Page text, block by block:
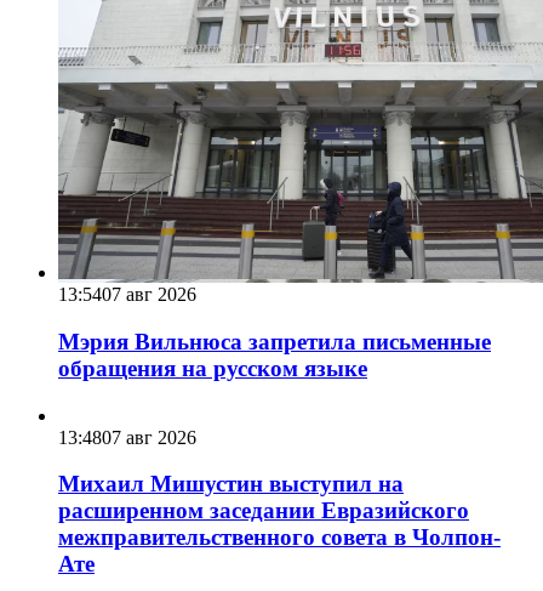
13:5407 авг 2026
Мэрия Вильнюса запретила письменные
обращения на русском языке
13:4807 авг 2026
Михаил Мишустин выступил на
расширенном заседании Евразийского
межправительственного совета в Чолпон-
Ате